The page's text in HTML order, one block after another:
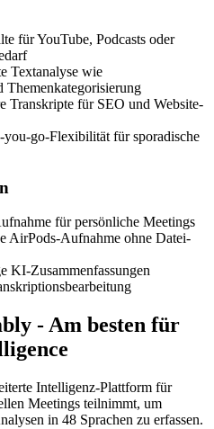
für YouTube, Podcasts oder
Textanalyse wie
Themenkategorisierung
Transkripte für SEO und Website-
you-go-Flexibilität für sporadische
für persönliche Meetings
AirPods-Aufnahme ohne Datei-
KI-Zusammenfassungen
- Am besten für
Intelligenz-Plattform für
Meetings teilnimmt, um
in 48 Sprachen zu erfassen.